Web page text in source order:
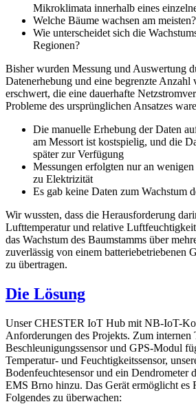
Mikroklimata innerhalb eines
Welche Bäume wachsen am meisten?
Wie unterscheidet sich die
Regionen?
Bisher wurden Messung und Auswertung
Datenerhebung und eine begrenzte Anzahl
erschwert, die eine dauerhafte
Probleme des ursprünglichen Ansatzes
Die manuelle Erhebung der Daten
am Messort ist kostspielig, und die
später zur Verfügung
Messungen erfolgten nur an
zu Elektrizität
Es gab keine Daten zum Wachstum
Wir wussten, dass die Herausforderung
Lufttemperatur und relative
das Wachstum des Baumstamms über
zuverlässig von einem batteriebetriebenen
zu übertragen.
Die Lösung
Unser CHESTER IoT Hub mit NB-IoT-
Anforderungen des Projekts. Zum internen
Beschleunigungssensor und GPS-Modul
Temperatur- und Feuchtigkeitssensor,
Bodenfeuchtesensor und ein Dendrometer
EMS Brno hinzu. Das Gerät ermöglicht es
Folgendes zu überwachen: